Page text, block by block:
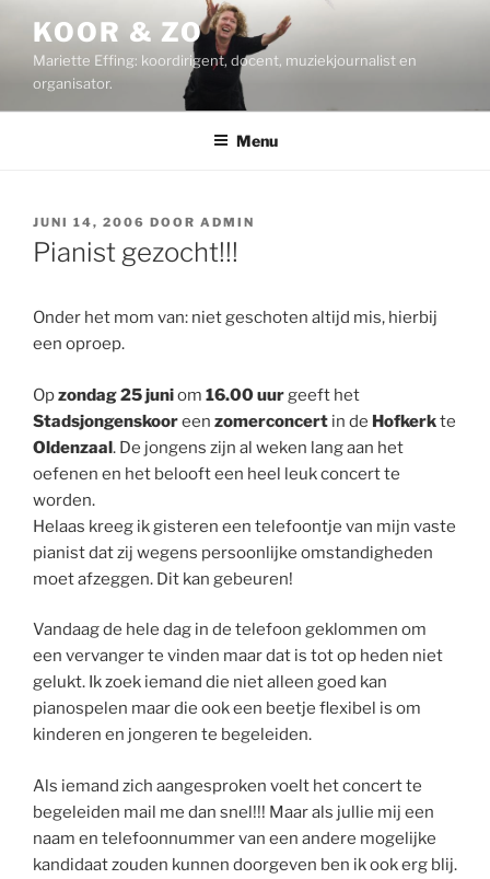
inhoud
KOOR & ZO
Mariette Effing: koordirigent, docent, muziekjournalist en
organisator.
Menu
GEPLAATST
OP
JUNI 14, 2006 DOOR ADMIN
Pianist gezocht!!!
Onder het mom van: niet geschoten altijd mis, hierbij
een oproep.
Opzondag 25 juniom 16.00 uurgeeft het
Stadsjongenskooreen zomerconcert in de Hofkerkte
Oldenzaal. De jongens zijn al weken lang aan het
oefenen en het belooft een heel leuk concert te
worden.
Helaas kreeg ik gisteren een telefoontje van mijn vaste
pianist dat zij wegens persoonlijke omstandigheden
moet afzeggen. Dit kan gebeuren!
Vandaag de hele dag in de telefoon geklommen om
een vervanger te vinden maar dat is tot op heden niet
gelukt. Ik zoek iemand die niet alleen goed kan
pianospelen maar die ook een beetje flexibel is om
kinderen en jongeren te begeleiden.
Als iemand zich aangesproken voelt het concert te
begeleiden mail me dan snel!!! Maar als jullie mij een
naam en telefoonnummer van een andere mogelijke
kandidaat zouden kunnen doorgeven ben ik ook erg blij.